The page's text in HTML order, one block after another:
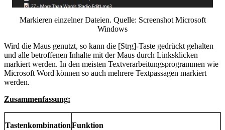
Markieren einzelner Dateien. Quelle: Screenshot Microsoft
Windows
Wird die Maus genutzt, so kann die [Strg]-Taste gedrückt gehalten
und alle betroffenen Inhalte mit der Maus durch Linksklicken
markiert werden. In den meisten Textverarbeitungsprogrammen wie
Microsoft Word können so auch mehrere Textpassagen markiert
werden.
Zusammenfassung:
TastenkombinationFunktion